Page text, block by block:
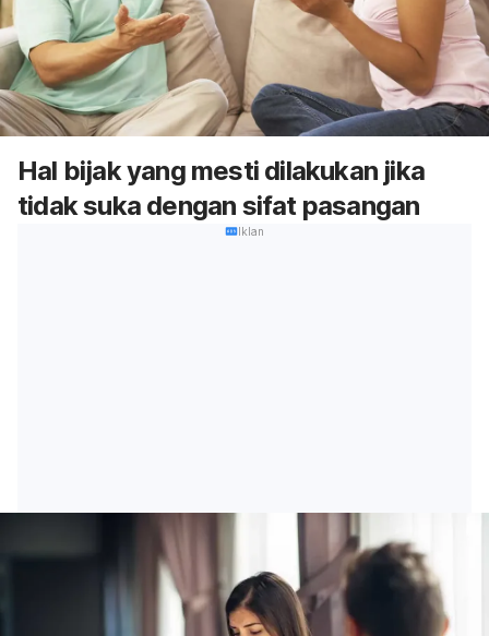
Hal bijak yang mesti dilakukan jika
tidak suka dengan sifat pasangan
Iklan